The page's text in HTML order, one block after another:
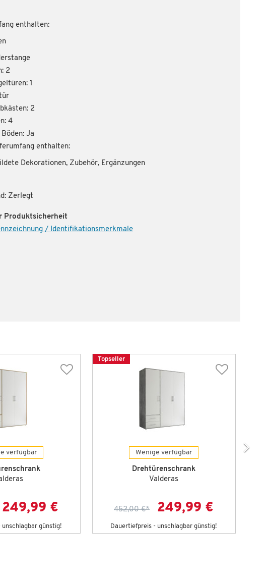
enthalten:
2
1
2
4
Ja
enthalten:
Dekorationen, Zubehör, Ergänzungen
Zerlegt
Produktsicherheit
/ Identifikationsmerkmale
verfügbar
249,99 €
unschlagbar günstig!
Topseller
Wenige verfügbar
Drehtürenschrank
Valderas
452,00 €* 249,99 €
Dauertiefpreis - unschlagbar günstig!